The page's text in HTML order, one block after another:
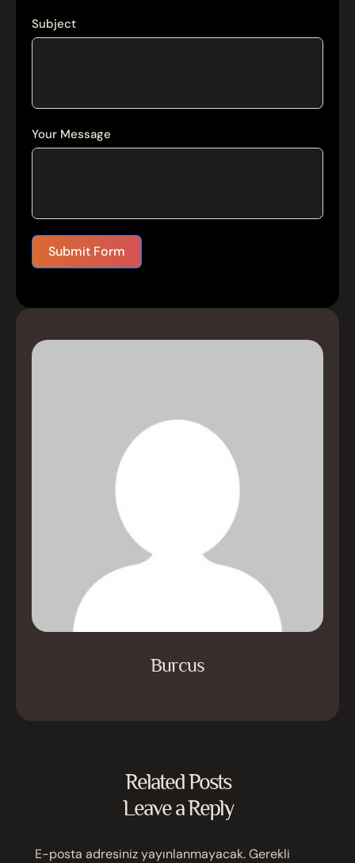
Subject
Your Message
Submit Form
Burcus
Related Posts
Leave a Reply
E-posta adresiniz yayınlanmayacak.Gerekli